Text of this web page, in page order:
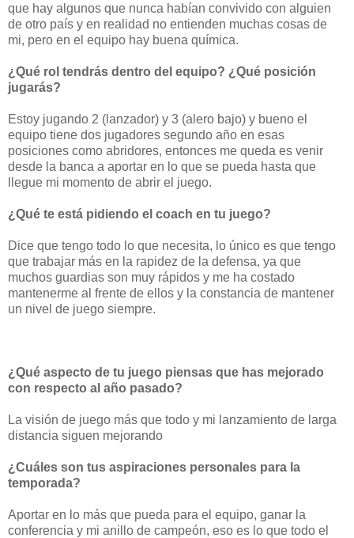
que hay algunos que nunca habían convivido con alguien
de otro país y en realidad no entienden muchas cosas de
mi, pero en el equipo hay buena química.
¿Qué rol tendrás dentro del equipo? ¿Qué posición
jugarás?
Estoy jugando 2 (lanzador) y 3 (alero bajo) y bueno el
equipo tiene dos jugadores segundo año en esas
posiciones como abridores, entonces me queda es venir
desde la banca a aportar en lo que se pueda hasta que
llegue mi momento de abrir el juego.
¿Qué te está pidiendo el coach en tu juego?
Dice que tengo todo lo que necesita, lo único es que tengo
que trabajar más en la rapidez de la defensa, ya que
muchos guardias son muy rápidos y me ha costado
mantenerme al frente de ellos y la constancia de mantener
un nivel de juego siempre.
¿Qué aspecto de tu juego piensas que has mejorado
con respecto al año pasado?
La visión de juego más que todo y mi lanzamiento de larga
distancia siguen mejorando
¿Cuáles son tus aspiraciones personales para la
temporada?
Aportar en lo más que pueda para el equipo, ganar la
conferencia y mi anillo de campeón, eso es lo que todo el